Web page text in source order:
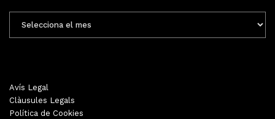
MENSUALS
Avís Legal
Clàusules Legals
Política de Cookies